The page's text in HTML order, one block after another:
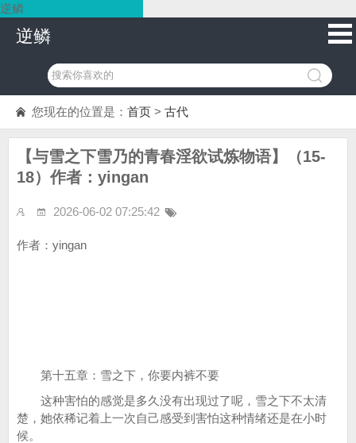
逆鳞
逆鳞
您现在的位置是： 首页 > 古代
【与雪之下雪乃的青春淫欲试炼物语】（15-
18）作者：yingan
2026-06-02 07:25:42
作者：yingan
第十五章：雪之下，你要内裤不要
这种害怕的感觉是多久没有出现过了呢，雪之下不太清
楚，她依稀记着上一次自己感受到害怕这种情绪还是在小时
候。